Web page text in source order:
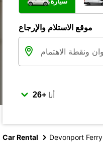
موقع الاستلام والإرجاع
أنا
Car Rental Devonport Ferry